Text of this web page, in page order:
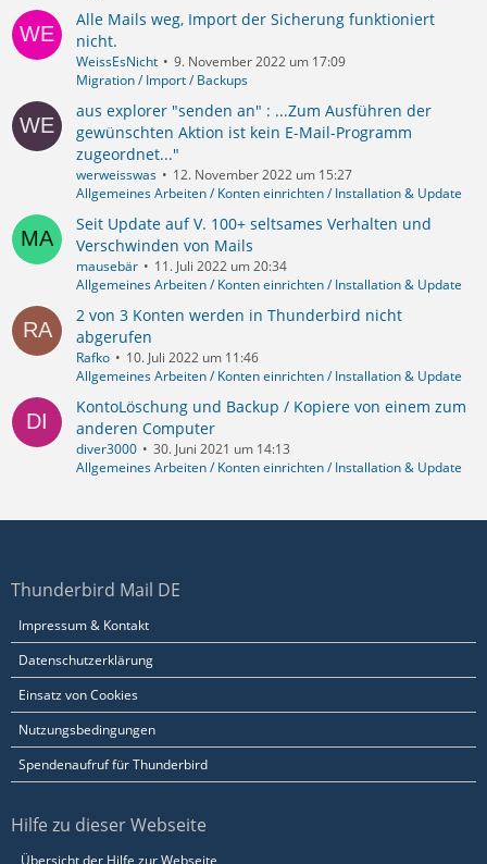
Alle Mails weg, Import der Sicherung funktioniert
nicht.
WeissEsNicht
9. November 2022 um 17:09
Migration / Import / Backups
aus explorer "senden an" : ...Zum Ausführen der
gewünschten Aktion ist kein E-Mail-Programm
zugeordnet..."
werweisswas
12. November 2022 um 15:27
Allgemeines Arbeiten / Konten einrichten / Installation & Update
Seit Update auf V. 100+ seltsames Verhalten und
Verschwinden von Mails
mausebär
11. Juli 2022 um 20:34
Allgemeines Arbeiten / Konten einrichten / Installation & Update
2 von 3 Konten werden in Thunderbird nicht
abgerufen
Rafko
10. Juli 2022 um 11:46
Allgemeines Arbeiten / Konten einrichten / Installation & Update
KontoLöschung und Backup / Kopiere von einem zum
anderen Computer
diver3000
30. Juni 2021 um 14:13
Allgemeines Arbeiten / Konten einrichten / Installation & Update
Thunderbird Mail DE
Impressum & Kontakt
Datenschutzerklärung
Einsatz von Cookies
Nutzungsbedingungen
Spendenaufruf für Thunderbird
Hilfe zu dieser Webseite